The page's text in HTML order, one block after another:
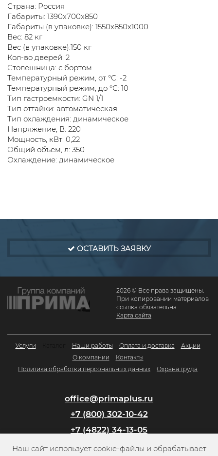
Страна: Россия
Габариты: 1390х700х850
Габариты (в упаковке): 1550х850х1000
Вес: 82 кг
Вес (в упаковке):150 кг
Кол-во дверей: 2
Столешница: с бортом
Температурный режим, от °С: -2
Температурный режим, до °С: 10
Тип гастроемкости: GN 1/1
Тип оттайки: автоматическая
Тип охлаждения: динамическое
Напряжение, В: 220
Мощность, кВт: 0,22
Общий объем, л: 350
Охлаждение: динамическое
ОСТАВИТЬ ЗАЯВКУ
2026 © Все права защищены.
При копировании материалов
ссылка обязательна
Карта сайта
Услуги Наши работы Оплата и доставка
Акции
О компании
Контакты
Политика обработки персональных данных
Охрана труда
office@primaplus.ru
+7 (800) 302-10-42
+7 (4822) 34-13-05
Наш сайт использует cookie-файлы и обрабатывает